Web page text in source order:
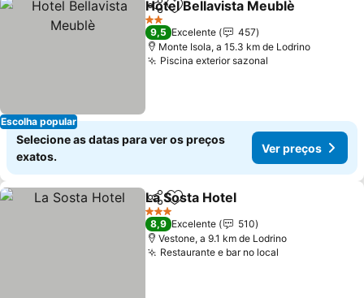
Escolha popular
PartilharAdicionar aos favoritos
Hotel Bellavista Meublè
2 Estrelas
9,5 Excelente
457
Monte Isola, a 15.3 km de Lodrino
Piscina exterior sazonal
Selecione as datas para ver os preços
exatos.
Ver preços
PartilharAdicionar aos favoritos
La Sosta Hotel
3 Estrelas
8,9 Excelente
510
Vestone, a 9.1 km de Lodrino
Restaurante e bar no local